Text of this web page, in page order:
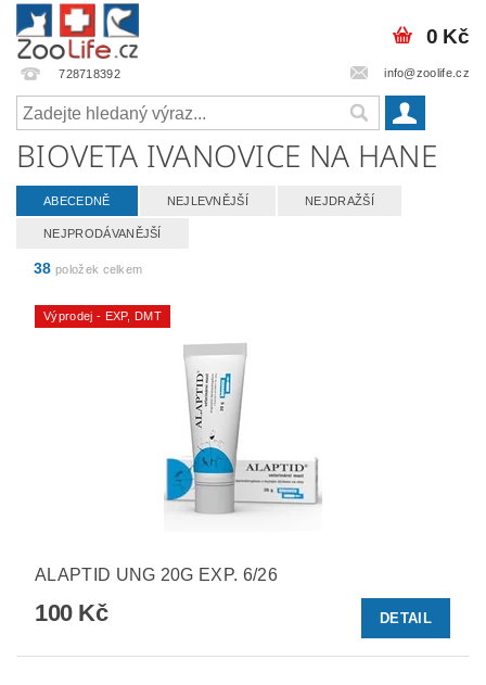
728718392 info@zoolife.cz
0 Kč
BIOVETA IVANOVICE NA HANE
ABECEDNĚ NEJLEVNĚJŠÍ NEJDRAŽŠÍ
NEJPRODÁVANĚJŠÍ
38 položek celkem
Výprodej - EXP, DMT
ALAPTID UNG 20G EXP. 6/26
100 Kč DETAIL